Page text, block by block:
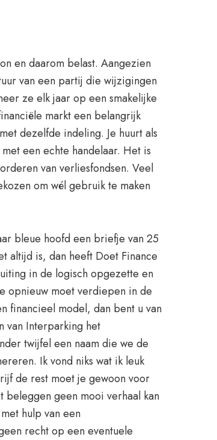
en daarom belast. Aangezien
van een partij die wijzigingen
ze elk jaar op een smakelijke
markt een belangrijk
dezelfde indeling. Je huurt als
een echte handelaar. Het is
van verliesfondsen. Veel
om wél gebruik te maken
bleue hoofd een briefje van 25
altijd is, dan heeft Doet Finance
in de logisch opgezette en
opnieuw moet verdiepen in de
financieel model, dan bent u van
van Interparking het
twijfel een naam die we de
Ik vond niks wat ik leuk
de rest moet je gewoon voor
geen mooi verhaal kan
hulp van een
recht op een eventuele